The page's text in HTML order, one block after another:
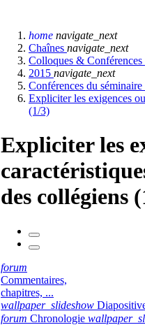
home navigate_next
Chaînes navigate_next
Colloques & Conférences
2015 navigate_next
Conférences du
Expliciter les exigences
(1/3)
Expliciter les
des collégiens
forum
Commentaires,
chapitres, ...
wallpaper_slideshow
forum Chronologie